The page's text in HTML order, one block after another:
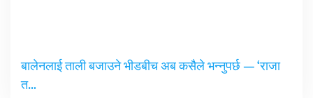
बालेनलाई ताली बजाउने भीडबीच अब कसैले भन्नुपर्छ — ‘राजा
त…